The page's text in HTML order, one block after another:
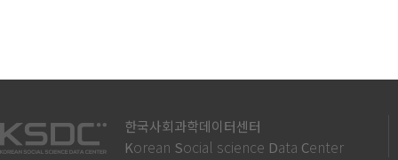
한국사회과학데이터센터
Korean Social science Data Center